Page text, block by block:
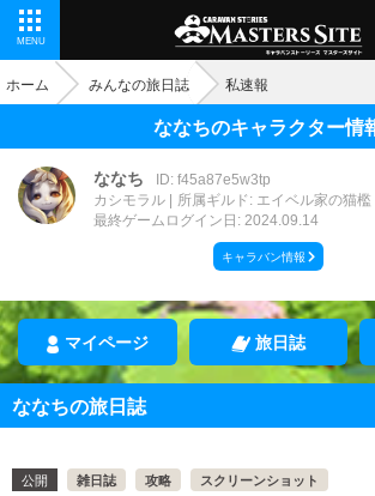
MENU
ホーム みんなの旅日誌 私速報
ななちのキャラクター情
ななち
ID: f45a87e5w3tp
カシモラル
所属ギルド: エイベル家の猫檻
最終ゲームログイン日: 2024.09.14
キャラバン情報
マイページ 旅日誌
ななちの旅日誌
公開
雑日誌 攻略 スクリーンショット